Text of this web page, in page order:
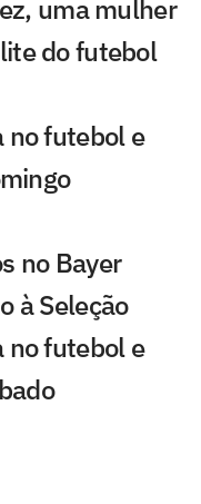
uma mulher
do futebol
no futebol e
no Bayer
à Seleção
no futebol e